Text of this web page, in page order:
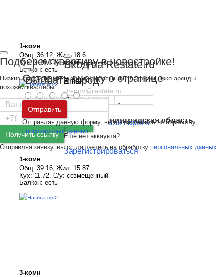
Выбрать город
Москва и
Московская область
Санкт-Петербург иЛенинградская область
Вход на Restate.ru
Email
Пароль
Войти Забыли пароль
Ещё нет аккаунта?
Зарегистрироваться
1-комн
Общ: 36.12, Жил: 18.6
Кух: 9.16, С/у: совмещенный
Балкон: есть
1-комн
Общ: 39.16, Жил: 15.87
Кух: 11.72, С/у: совмещенный
Балкон: есть
3-комн
Подберем квартиру в новостройке!
Низкие ставки по ипотеке с ежемесячным платежом ниже аренды
похожей квартиры.
Получить ссылку
Отправляя заявку, вы соглашаетесь на обработку персональных данных
Оставить оценку о странице
Отправить
Отправляя данную форму, вы соглашаетесь на обработку
персональных данных